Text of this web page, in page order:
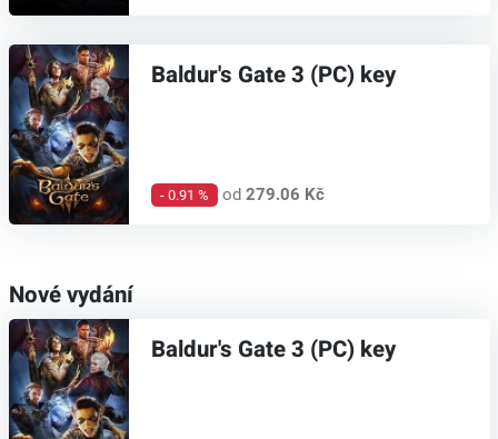
Baldur's Gate 3 (PC) key
- 0.91 % od279.06 Kč
Nové vydání
Baldur's Gate 3 (PC) key